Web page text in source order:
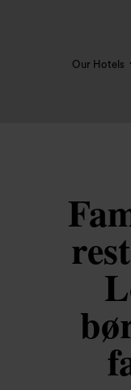
Our Hotels